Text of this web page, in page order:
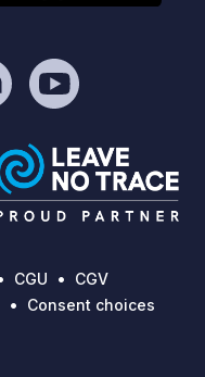
CGU
CGV
Consent choices